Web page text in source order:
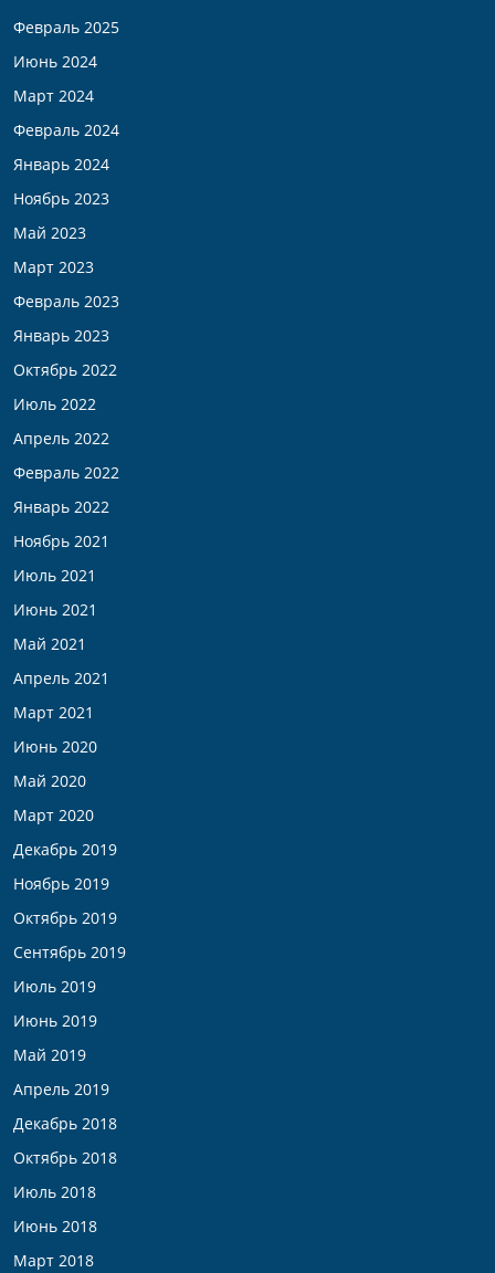
Февраль 2025
Июнь 2024
Март 2024
Февраль 2024
Январь 2024
Ноябрь 2023
Май 2023
Март 2023
Февраль 2023
Январь 2023
Октябрь 2022
Июль 2022
Апрель 2022
Февраль 2022
Январь 2022
Ноябрь 2021
Июль 2021
Июнь 2021
Май 2021
Апрель 2021
Март 2021
Июнь 2020
Май 2020
Март 2020
Декабрь 2019
Ноябрь 2019
Октябрь 2019
Сентябрь 2019
Июль 2019
Июнь 2019
Май 2019
Апрель 2019
Декабрь 2018
Октябрь 2018
Июль 2018
Июнь 2018
Март 2018